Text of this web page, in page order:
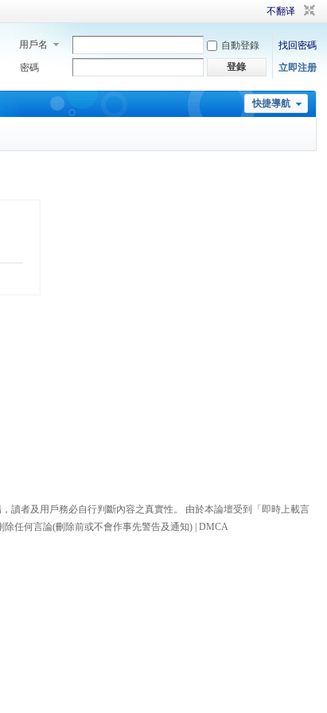
不翻译
用戶名 自動登錄
找回密碼
密碼
登錄 立即注册
快捷導航
讀者及用戶務必自行判斷內容之真實性。 由於本論壇受到「即時上載言
除任何言論(刪除前或不會作事先警告及通知) |DMCA